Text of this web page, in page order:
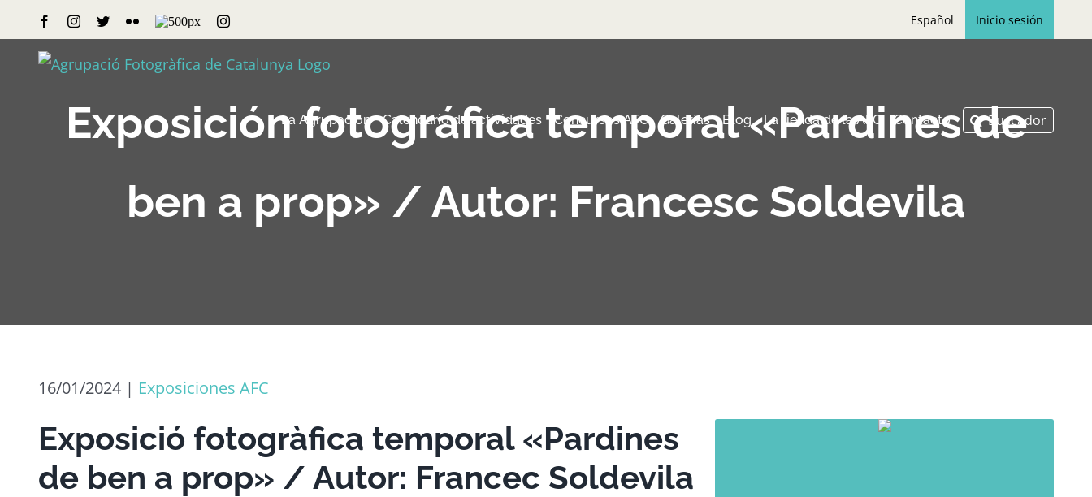
to
content
FacebookInstagram
TwitterFlickr500px Instagram Español Inicio sesión
La Agrupación Calendario de actividades Concursos AFC Galerías Blog La tienda de la AFC Contacto
Exposición fotográfica temporal «Pardines de
ben a prop» / Autor: Francesc Soldevila
16/01/2024 | Exposiciones AFC
Exposició fotogràfica temporal «Pardines
de ben a prop» / Autor: Francec Soldevila